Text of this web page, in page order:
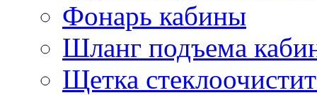
Фонарь кабины
Шланг подъема
Щетка